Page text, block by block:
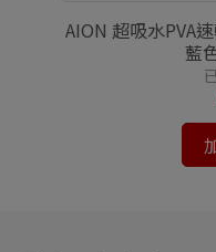
AION 超吸水PVA
藍